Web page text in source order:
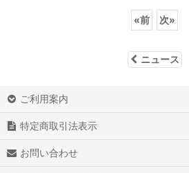
«前 次»
ニュース
ご利用案内
特定商取引法表示
お問い合わせ